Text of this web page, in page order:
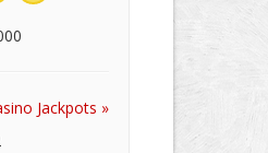
Jackpots »